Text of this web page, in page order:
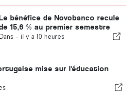
bénéfice de Novobanco recule
15,6 % au premier semestre
Dans - il y a 10 heures
mise sur l'éducation